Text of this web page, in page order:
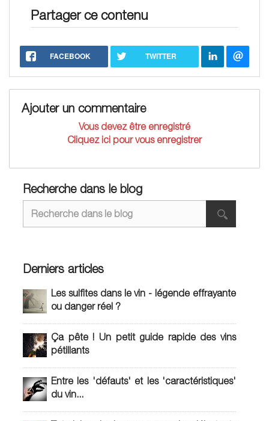
Partager ce contenu
FACEBOOK TWITTER
Ajouter un commentaire
Vous devez être enregistré
Cliquez ici pour vous enregistrer
Recherche dans le blog
Derniers articles
Les sulfites dans le vin - légende effrayante
ou danger réel ?
Ça pête ! Un petit guide rapide des vins
pétillants
Entre les 'défauts' et les 'caractéristiques'
du vin...